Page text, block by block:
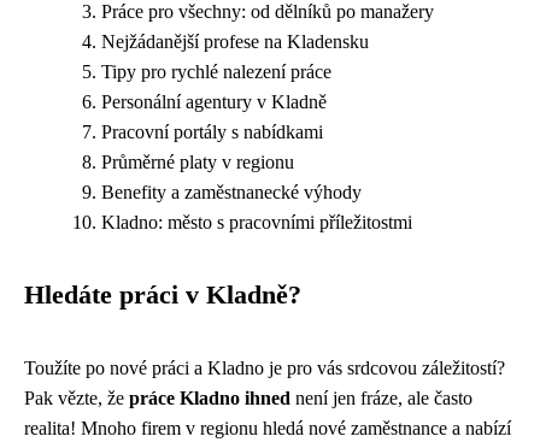
Práce pro všechny: od dělníků po manažery
Nejžádanější profese na Kladensku
Tipy pro rychlé nalezení práce
Personální agentury v Kladně
Pracovní portály s nabídkami
Průměrné platy v regionu
Benefity a zaměstnanecké výhody
Kladno: město s pracovními příležitostmi
Hledáte práci v Kladně?
Toužíte po nové práci a Kladno je pro vás srdcovou záležitostí?
Pak vězte, že práce Kladno ihned není jen fráze, ale často
realita! Mnoho firem v regionu hledá nové zaměstnance a nabízí